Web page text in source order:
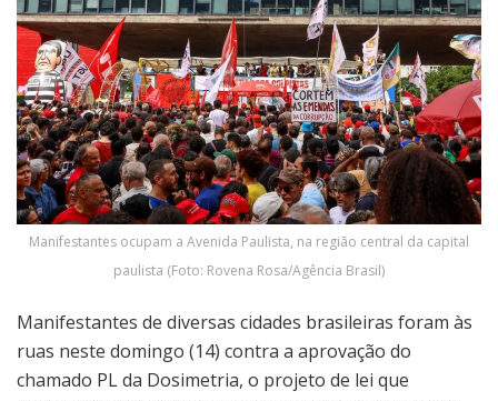
Manifestantes ocupam a Avenida Paulista, na região central da capital
paulista (Foto: Rovena Rosa/Agência Brasil)
Manifestantes de diversas cidades brasileiras foram às
ruas neste domingo (14) contra a aprovação do
chamado PL da Dosimetria, o projeto de lei que